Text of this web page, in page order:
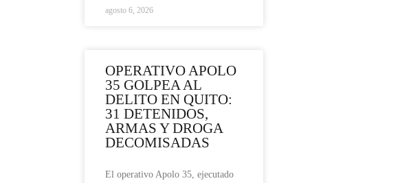
agosto 6, 2026
OPERATIVO APOLO
35 GOLPEA AL
DELITO EN QUITO:
31 DETENIDOS,
ARMAS Y DROGA
DECOMISADAS
El operativo Apolo 35, ejecutado